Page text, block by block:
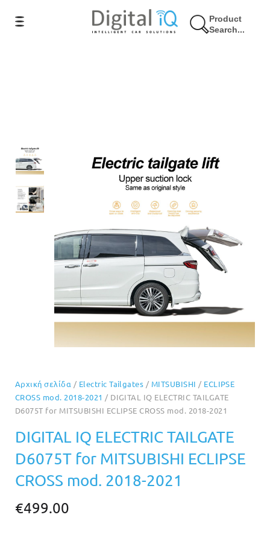
Product
Search...
Αρχική σελίδα / Electric Tailgates / MITSUBISHI / ECLIPSE
CROSS mod. 2018-2021 / DIGITAL IQ ELECTRIC TAILGATE
D6075T for MITSUBISHI ECLIPSE CROSS mod. 2018-2021
DIGITAL IQ ELECTRIC TAILGATE
D6075T for MITSUBISHI ECLIPSE
CROSS mod. 2018-2021
€499.00